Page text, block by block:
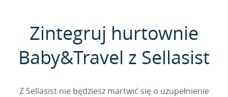
Zintegruj hurtownie
Baby&Travel z Sellasist
Z Sellasist nie będziesz martwić się o uzupełnienie